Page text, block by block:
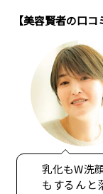
【美容賢者の口コ
乳化もW洗
もするんと